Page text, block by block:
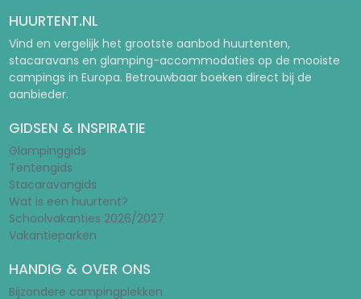
HUURTENT.NL
Vind en vergelijk het grootste aanbod huurtenten,
stacaravans en glamping-accommodaties op de mooiste
campings in Europa. Betrouwbaar boeken direct bij de
aanbieder.
GIDSEN & INSPIRATIE
Glampinggids
Tentengids
Stacaravangids
Wat is een huurtent?
Schoolvakanties 2026/2027
Vakantieparken
HANDIG & OVER ONS
Bijzondere campingplekken